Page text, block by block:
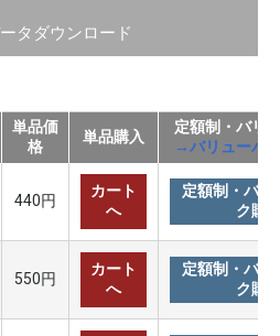
タダウンロード
単品価
格
単品購入
定額制・バリ
→バリューパ
440円
カート
へ
定額制・バリ
ク購
550円
カート
へ
定額制・バリ
ク購